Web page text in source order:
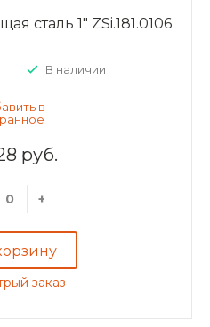
сталь 1" ZSi.181.0106
В наличии
руб.
+
заказ